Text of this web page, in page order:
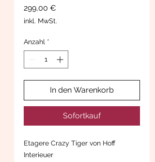
299,00 €
inkl. MwSt.
Anzahl *
In den Warenkorb
Sofortkauf
Etagere Crazy Tiger von Hoff
Interieuer